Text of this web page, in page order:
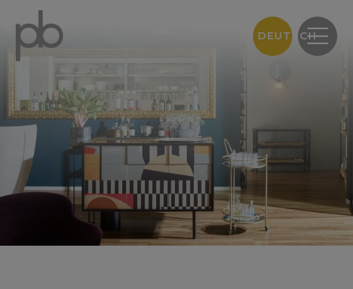
DEUTSCH